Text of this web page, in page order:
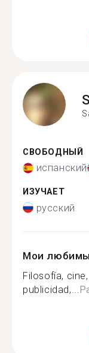
СВОБОДНЫЙ
испанский
ИЗУЧАЕТ
русский
Мои
Filosofía,
publicidad,...